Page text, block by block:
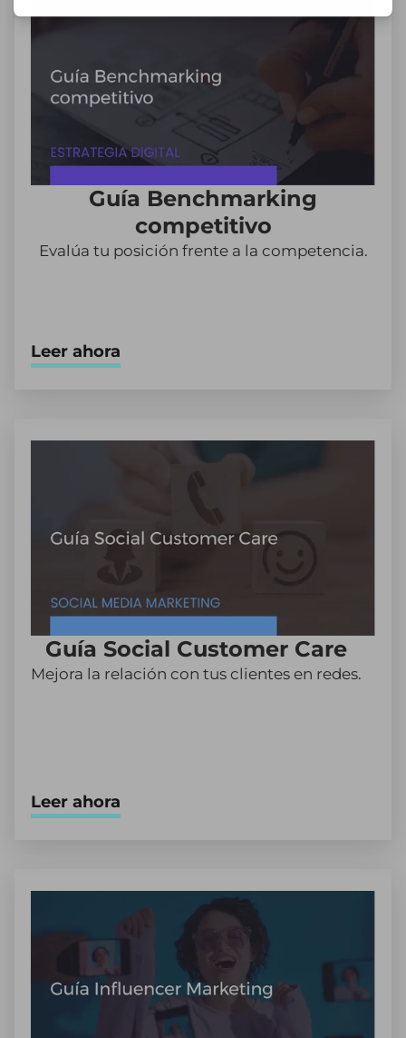
Guía Benchmarking
competitivo
Evalúa tu posición frente a la competencia.
Leer ahora
Guía Social Customer Care
Mejora la relación con tus clientes en redes.
Leer ahora